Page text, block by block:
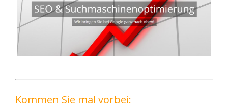
Kommen Sie mal vorbei: